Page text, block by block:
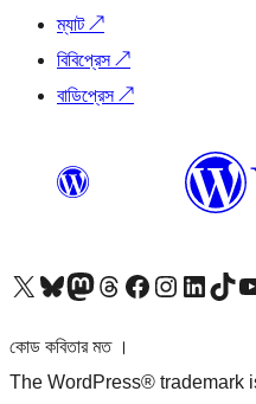
ম্যাট↗
বিবিপ্রেস↗
বাডিপ্রেস↗
আমাদের X (আগের টুইটার) অ্যাকাউন্টে যানআমাদের Bluesky অ্যাকাউন্টটি দেখুনআমাদের মাস্টোডন অ্যাকাউন্টটি দেখুনআমাদের থ্রেডস অ্যাকাউন্টটি দেখুনআমাদের ফেসবুক পেজ দেখুনআমাদের ইন্সটাগ্রাম অ্যাকাউন্ট দেখুনআমাদের লিঙ্কডইন অ্যাকাউন্টে যানআমাদের TikTok অ্যাকাউন্টটি দেখুন
আমাদের
কোড কবিতার মত ।
The WordPress® trademark